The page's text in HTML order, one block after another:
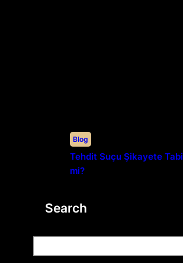
Blog
Tehdit Suçu Şikayete Tabi
mi?
Search
e